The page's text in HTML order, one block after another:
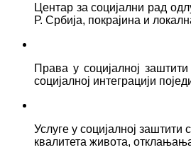
Центар за социјални рад
Р. Србија, покрајина и
Права у социјалној
социјалној интеграцији
Услуге у социјалној
квалитета живота,